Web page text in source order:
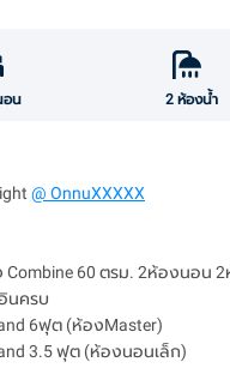
อน 2 ห้องน้ำ
@ OnnuXXXXX
Combine 60 ตรม. 2ห้องนอน
นครบ
6ฟุต (ห้องMaster)
3.5 ฟุต (ห้องนอนเล็ก)